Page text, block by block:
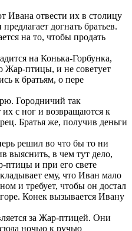
Ивана отвести их в столицу
догнать братьев.
на то, чтобы продать
на Конька-Горбунка,
Жар-птицы, и не советует
к братьям, о пере
Городничий так
их с ног и возвращаются к
Братья же, получив деньги
решил во что бы то ни
выяснить, в чем тут дело,
птицы и при его свете
ему, что Иван мало
и требует, чтобы он достал
Конек вызывается Ивану
за Жар-птицей. Они
ночью к ручью